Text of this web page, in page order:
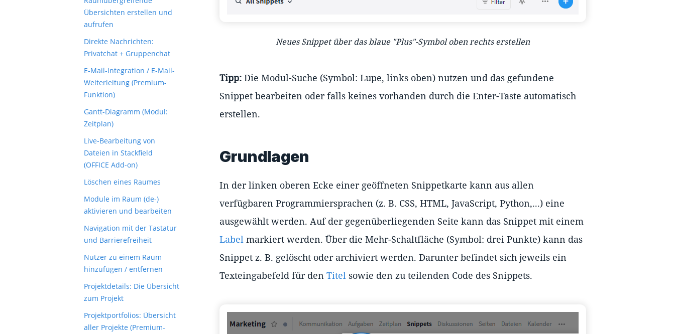
Übersichten erstellen und
aufrufen
Direkte Nachrichten:
Privatchat + Gruppenchat
E-Mail-Integration / E-Mail-
Weiterleitung (Premium-
Funktion)
Gantt-Diagramm (Modul:
Zeitplan)
Live-Bearbeitung von
Dateien in Stackfield
(OFFICE Add-on)
Löschen eines Raumes
Module im Raum (de-)
aktivieren und bearbeiten
Navigation mit der Tastatur
und Barrierefreiheit
Nutzer zu einem Raum
hinzufügen / entfernen
Projektdetails: Die Übersicht
zum Projekt
Projektportfolios: Übersicht
aller Projekte (Premium-
Neues Snippet über das blaue "Plus"-Symbol oben rechts erstellen
Tipp: Die Modul-Suche (Symbol: Lupe, links oben) nutzen und das gefundene
Snippet bearbeiten oder falls keines vorhanden durch die Enter-Taste automatisch
erstellen.
Grundlagen
In der linken oberen Ecke einer geöffneten Snippetkarte kann aus allen
verfügbaren Programmiersprachen (z. B. CSS, HTML, JavaScript, Python,...) eine
ausgewählt werden. Auf der gegenüberliegenden Seite kann das Snippet mit einem
Label markiert werden. Über die Mehr-Schaltfläche (Symbol: drei Punkte) kann das
Snippet z. B. gelöscht oder archiviert werden. Darunter befindet sich jeweils ein
Texteingabefeld für den Titel sowie den zu teilenden Code des Snippets.